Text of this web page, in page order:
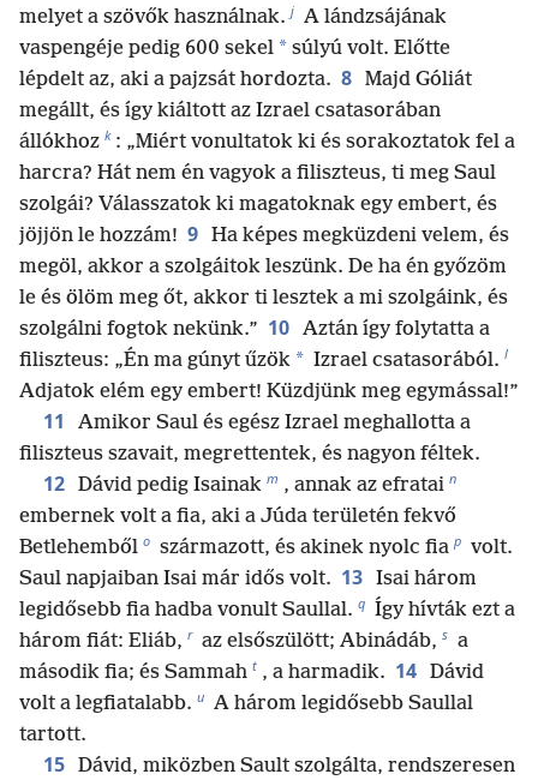
melyet a szövők használnak. j A lándzsájának
vaspengéje pedig 600 sekel * súlyú volt. Előtte
lépdelt az, aki a pajzsát hordozta. 8 Majd Góliát
megállt, és így kiáltott az Izrael csatasorában
állókhoz k : „Miért vonultatok ki és sorakoztatok fel a
harcra? Hát nem én vagyok a filiszteus, ti meg Saul
szolgái? Válasszatok ki magatoknak egy embert, és
jöjjön le hozzám! 9 Ha képes megküzdeni velem, és
megöl, akkor a szolgáitok leszünk. De ha én győzöm
le és ölöm meg őt, akkor ti lesztek a mi szolgáink, és
szolgálni fogtok nekünk.” 10 Aztán így folytatta a
filiszteus: „Én ma gúnyt űzök * Izrael csatasorából. l
Adjatok elém egy embert! Küzdjünk meg egymással!”
11
Amikor Saul és egész Izrael meghallotta a
filiszteus szavait, megrettentek, és nagyon féltek.
12 Dávid pedig Isainak m , annak az efratai n
embernek volt a fia, aki a Júda területén fekvő
Betlehemből o származott, és akinek nyolc fia p volt.
Saul napjaiban Isai már idős volt. 13 Isai három
legidősebb fia hadba vonult Saullal. q Így hívták ezt a
három fiát: Eliáb, r az elsőszülött; Abinádáb, s a
második fia; és Sammah t , a harmadik. 14 Dávid
volt a legfiatalabb. u A három legidősebb Saullal
tartott.
15 Dávid, miközben Sault szolgálta, rendszeresen